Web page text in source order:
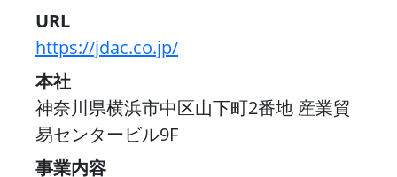
URL
https://jdac.co.jp/
本社
神奈川県横浜市中区山下町2番地 産業貿
易センタービル9F
事業内容